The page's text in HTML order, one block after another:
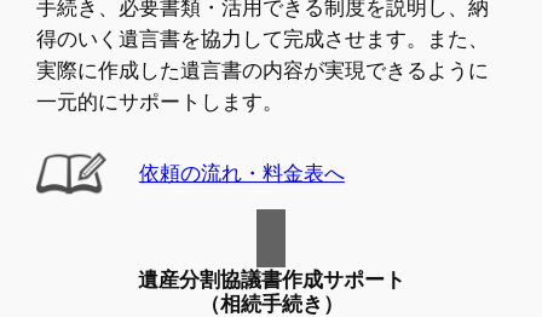
手続き、必要書類・活用できる制度を説明し、納
得のいく遺言書を協力して完成させます。また、
実際に作成した遺言書の内容が実現できるように
一元的にサポートします。
依頼の流れ・料金表へ
遺産分割協議書作成サポート
（相続手続き）